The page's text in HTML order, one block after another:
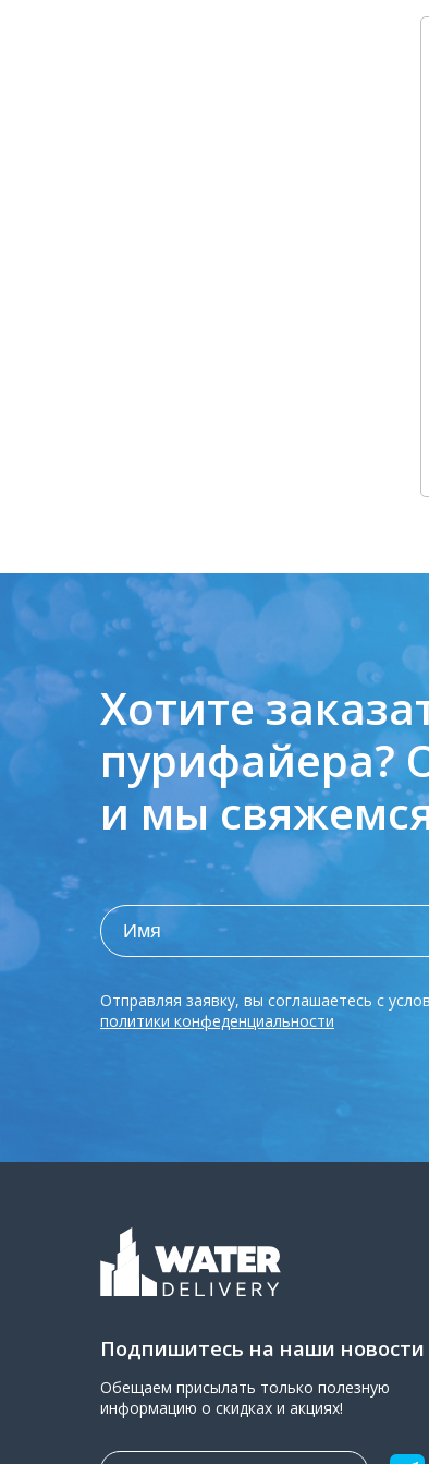
Хотите
пурифайера?
и мы
Отправляя заявку, вы соглашаетесь с
политики конфеденциальности
Подпишитесь на наши новости
Обещаем присылать только полезную
информацию о скидках и акциях!